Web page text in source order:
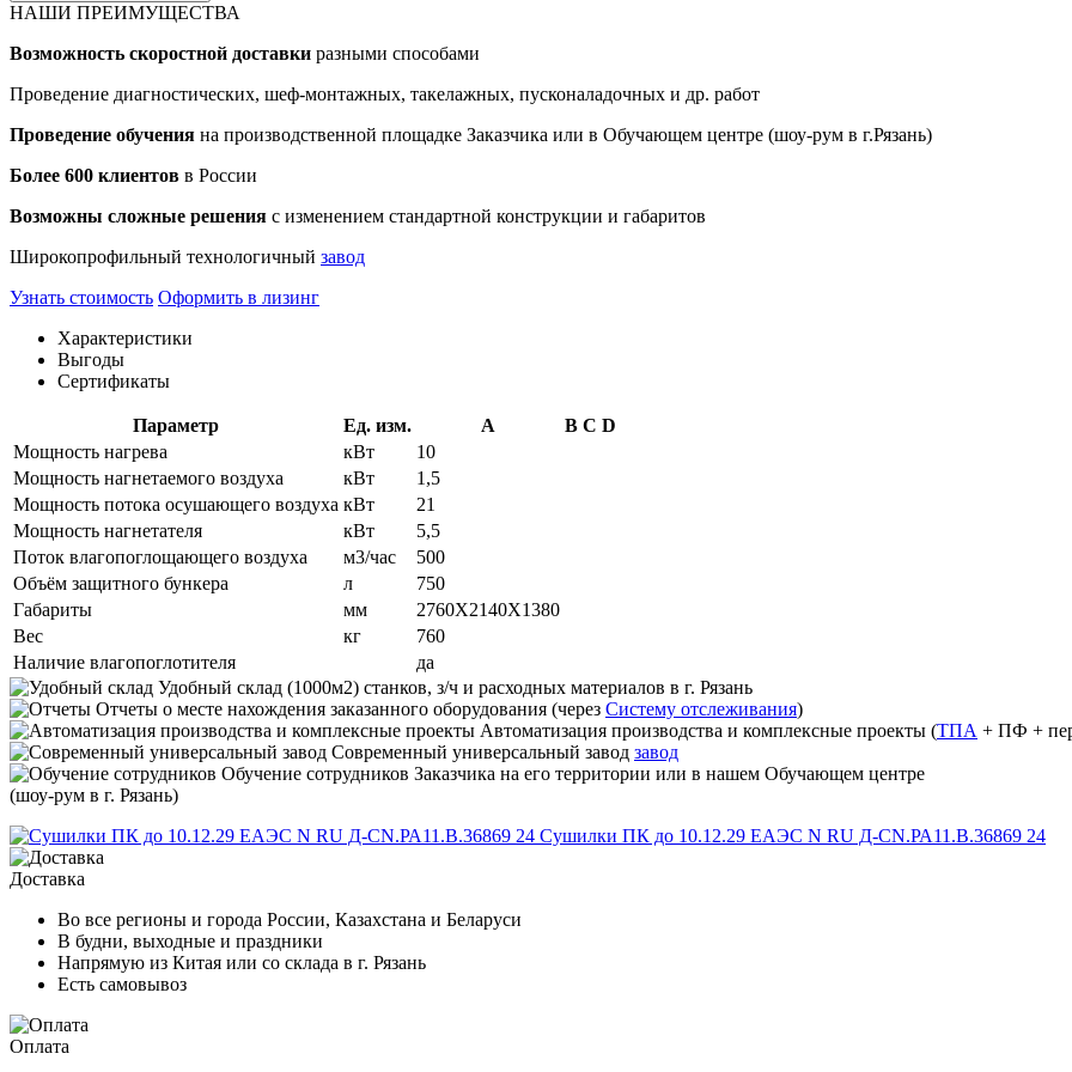
НАШИ ПРЕИМУЩЕСТВА
Возможность скоростной доставки разными способами
Проведение диагностических, шеф-монтажных, такелажных, пусконаладочных и др. работ
Проведение обучения на производственной площадке Заказчика или в Обучающем центре (шоу-рум в г.Рязань)
Более 600 клиентов в России
Возможны сложные решения с изменением стандартной конструкции и габаритов
Широкопрофильный технологичный завод
Узнать стоимость Оформить в лизинг
Характеристики
Выгоды
Сертификаты
Параметр Ед. изм. A B C D
Мощность нагрева
кВт
10
Мощность нагнетаемого воздуха
кВт
1,5
Мощность потока осушающего воздуха кВт
21
Мощность нагнетателя
кВт
5,5
Поток влагопоглощающего воздуха
м3/час
500
Объём защитного бункера
л
750
Габариты
мм
2760X2140X1380
Вес
кг
760
Наличие влагопоглотителя
да
Удобный склад (1000м2) станков, з/ч и расходных материалов в г. Рязань
Отчеты о месте нахождения заказанного оборудования (через Систему отслеживания)
Автоматизация производства и комплексные проекты (ТПА + ПФ +
Современный универсальный завод завод
Обучение сотрудников Заказчика на его территории или в нашем Обучающем центре
(шоу-рум в г. Рязань)
Сушилки ПК до 10.12.29 ЕАЭС N RU Д-CN.РА11.В.36869 24
Доставка
Во все регионы и города России, Казахстана и Беларуси
В будни, выходные и праздники
Напрямую из Китая или со склада в г. Рязань
Есть самовывоз
Оплата